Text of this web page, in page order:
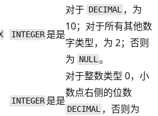
INTEGER 是是
对于 DECIMAL ，为
10；对于所有其他数
字类型，为 2；否则
为 NULL。
INTEGER 是是
对于整数类型 0，小
数点右侧的位数
DECIMAL ，否则为